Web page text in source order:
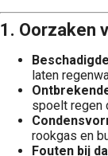
1. Oorzaken
laten
spoelt regen
rookgas en
Fouten bij